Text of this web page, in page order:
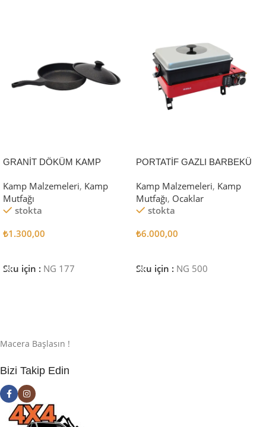
GRANİT DÖKÜM KAMP
Kamp Malzemeleri, Kamp
Mutfağı
stokta
₺1.300,00
Sku için : NG 177
PORTATİF GAZLI BARBEKÜ
Kamp Malzemeleri, Kamp
Mutfağı, Ocaklar
stokta
₺6.000,00
Sku için : NG 500
Macera Başlasın !
Bizi Takip Edin